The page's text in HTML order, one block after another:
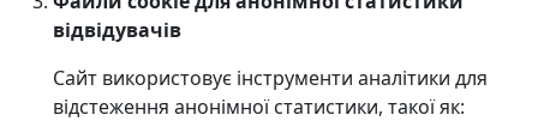
відвідувачів
Сайт використовує інструменти аналітики для
відстеження анонімної статистики, такої як: